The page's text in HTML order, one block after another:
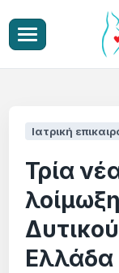
Ιατρική
Τρία
Ελλάδα